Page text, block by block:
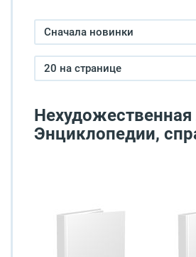
Сначала новинки
20 на странице
Нехудожественная
Энциклопедии,